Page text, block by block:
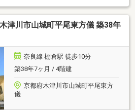
津川市山城町平尾東方儀 築38年
奈良線 棚倉駅 徒歩10分
築38年7ヶ月 / 4階建
京都府木津川市山城町平尾東方
儀